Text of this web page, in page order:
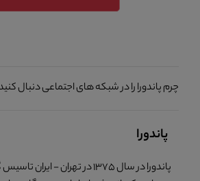
چرم پاندورا را در شبکه های اجتماعی دنبال
پاندورا
پاندورا در سال 1375 در تهران -